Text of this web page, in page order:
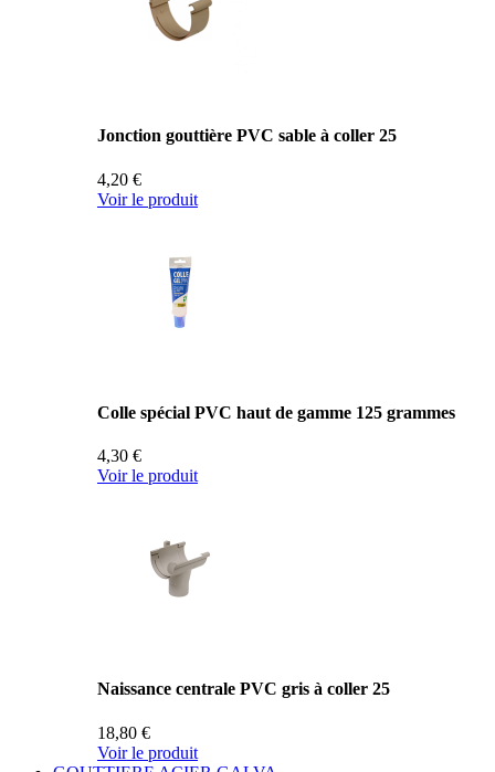
Jonction gouttière PVC sable à coller 25
4,20 €
Voir le produit
Colle spécial PVC haut de gamme 125 grammes
4,30 €
Voir le produit
Naissance centrale PVC gris à coller 25
18,80 €
Voir le produit